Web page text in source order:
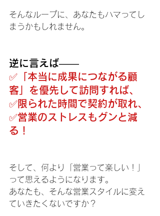
そんなループに、あなたもハマってし
まうかもしれません。
逆に言えば——
✅「本当に成果につながる顧
客」を優先して訪問すれば、
✅限られた時間で契約が取れ、
✅営業のストレスもグンと減
る！
そして、何より「営業って楽しい！」
って思えるようになります。
あなたも、そんな営業スタイルに変え
ていきたくないですか？